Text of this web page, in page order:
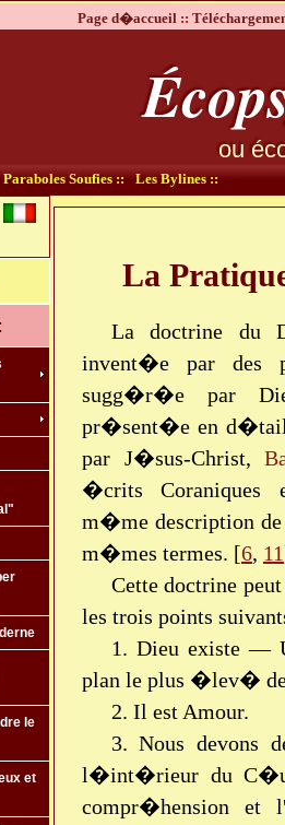
Page d�accueil ::
ou
Paraboles Soufies :: Les Bylines ::
le
et
La
La doctrine du
invent�e par des
sugg�r�e par
pr�sent�e en
par J�sus-Christ,
�crits Coraniques
m�me description
m�mes termes. [6, 11
Cette doctrine
les trois points
1. Dieu existe —
plan le plus �lev� de
2. Il est Amour.
3. Nous devons
l�int�rieur du
compr�hension et